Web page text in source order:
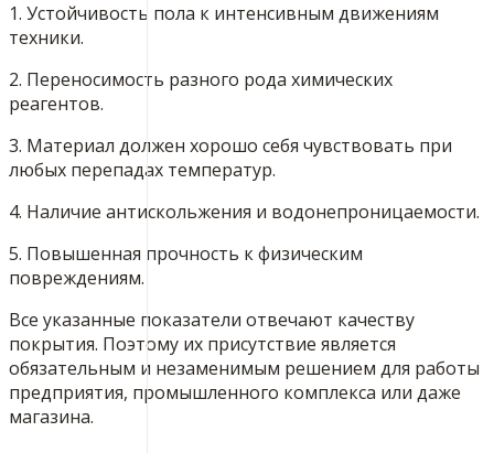
1. Устойчивость пола к интенсивным движениям
техники.
2. Переносимость разного рода химических
реагентов.
3. Материал должен хорошо себя чувствовать при
любых перепадах температур.
4. Наличие антискольжения и водонепроницаемости.
5. Повышенная прочность к физическим
повреждениям.
Все указанные показатели отвечают качеству
покрытия. Поэтому их присутствие является
обязательным и незаменимым решением для работы
предприятия, промышленного комплекса или даже
магазина.